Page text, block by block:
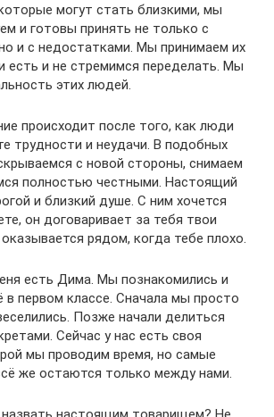
могут стать близкими, мы
и готовы принять не только с
и с недостатками. Мы принимаем их
есть и не стремимся переделать. Мы
этих людей.
происходит после того, как люди
трудности и неудачи. В подобных
с новой стороны, снимаем
полностью честными. Настоящий
и близкий душе. С ним хочется
он договаривает за тебя твои
рядом, когда тебе плохо.
есть Дима. Мы познакомились и
первом классе. Сначала мы просто
Позже начали делиться
Сейчас у нас есть своя
мы проводим время, но самые
же остаются только между нами.